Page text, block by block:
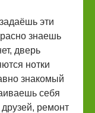
эти
знаешь
дверь
нотки
знакомый
себя
ремонт